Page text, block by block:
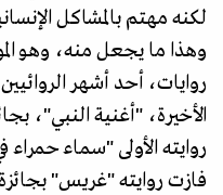
لكنه مهتم بالمشاكل
روايات، أحد أشهر
الأخيرة، "أغنية النبي"،
روايته الأولى "سماء
فازت روايته "غريس" بجائزة